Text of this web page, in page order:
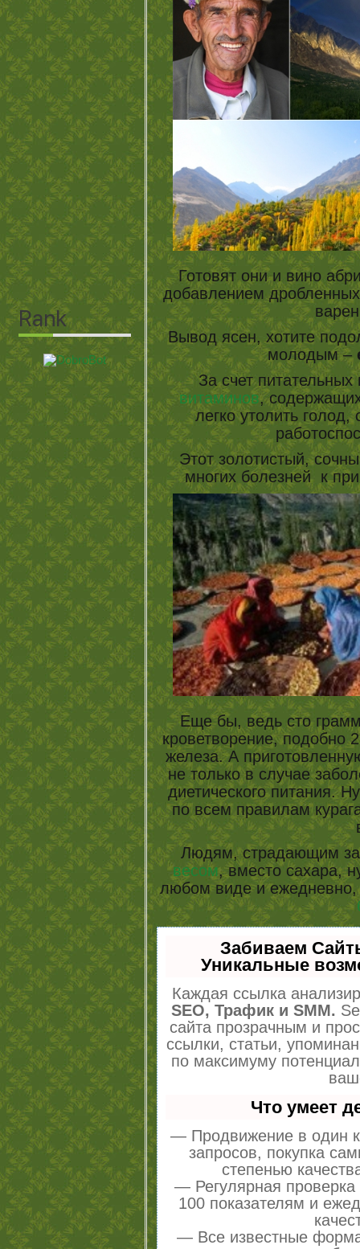
Готовят они и вино
добавлением
Вывод ясен, хотите
молодым –
За счет
витаминов,
легко утолить
Этот золотистый,
многих болезней к
Еще бы, ведь сто
кроветворение, подобно
железа. А
не только в случае
диетического питания.
по всем правилам
Людям, страдающим
весом, вместо сахара,
любом виде и
Забиваем
Уникальные
Каждая ссылка
SEO, Трафик и SMM.
сайта прозрачным и
ссылки, статьи,
по максимуму
Что умеет
— Продвижение в один
запросов, покупка
степенью
— Регулярная проверка
100 показателям и
— Все известные